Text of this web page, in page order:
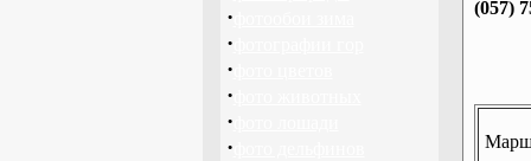
·
·
·
·
·
·
(057)